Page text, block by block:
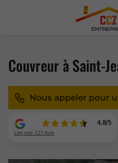
Couvreur à Saint-
Nous appeler pour